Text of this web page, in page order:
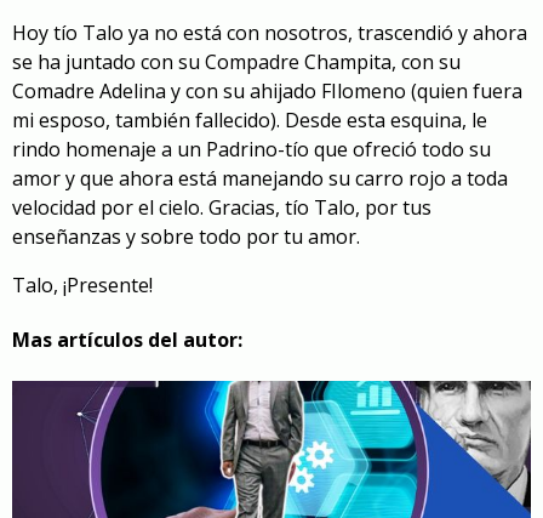
Hoy tío Talo ya no está con nosotros, trascendió y ahora
se ha juntado con su Compadre Champita, con su
Comadre Adelina y con su ahijado FIlomeno (quien fuera
mi esposo, también fallecido). Desde esta esquina, le
rindo homenaje a un Padrino-tío que ofreció todo su
amor y que ahora está manejando su carro rojo a toda
velocidad por el cielo. Gracias, tío Talo, por tus
enseñanzas y sobre todo por tu amor.
Talo, ¡Presente!
Mas artículos del autor: